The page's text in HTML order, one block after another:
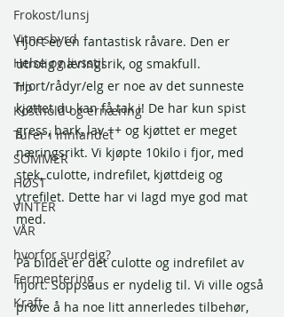
Frokost/lunsj
Vitnesbyrd
Helse og livsstil
Tro
Kosthold og ernæring
Turer i innlandet
SOMMER
HØST
VINTER
VÅR
hvorfor surdeig?
Fermentering
Kraft
Hjort er en fantastisk råvare. Den er
utrolig næringsrik, og smakfull.
Hjort/rådyr/elg er noe av det sunneste
kjøttet du kan få tak i! De har kun spist
gress, bark, lav ++ og kjøttet er meget
næringsrikt. Vi kjøpte 10kilo i fjor, med
stek, culotte, indrefilet, kjøttdeig og
ytrefilet. Dette har vi lagd mye god mat
med.
På bildet er det culotte og indrefilet av
hjort. Soppsaus er nydelig til. Vi ville også
prøve å ha noe litt annerledes tilbehør,